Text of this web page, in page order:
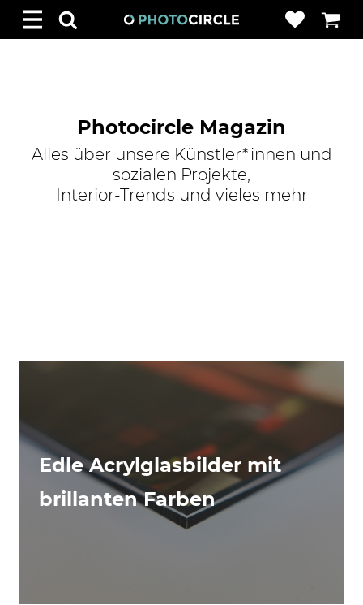
Photocircle Magazin
Alles über unsere Künstler*innen und
sozialen Projekte,
Interior-Trends und vieles mehr
Edle Acrylglasbilder mit
brillanten Farben